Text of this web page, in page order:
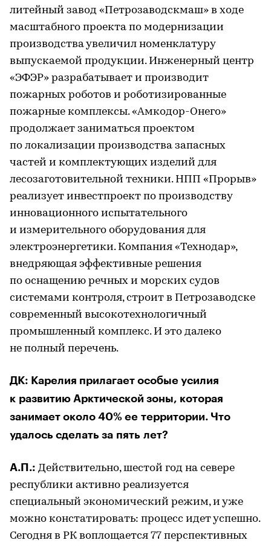
литейный завод «Петрозаводскмаш» в ходе
масштабного проекта по модернизации
производства увеличил номенклатуру
выпускаемой продукции. Инженерный центр
«ЭФЭР» разрабатывает и производит
пожарных роботов и роботизированные
пожарные комплексы. «Амкодор-Онего»
продолжает заниматься проектом
по локализации производства запасных
частей и комплектующих изделий для
лесозаготовительной техники. НПП «Прорыв»
реализует инвестпроект по производству
инновационного испытательного
и измерительного оборудования для
электроэнергетики. Компания «Технодар»,
внедряющая эффективные решения
по оснащению речных и морских судов
системами контроля, строит в Петрозаводске
современный высокотехнологичный
промышленный комплекс. И это далеко
не полный перечень.
ДК: Карелия прилагает особые усилия
к развитию Арктической зоны, которая
занимает около 40% ее территории. Что
удалось сделать за пять лет?
А.П.: Действительно, шестой год на севере
республики активно реализуется
специальный экономический режим, и уже
можно констатировать: процесс идет успешно.
Сегодня в РК воплощается 77 перспективных